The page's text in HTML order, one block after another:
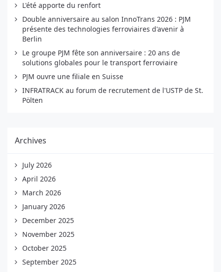
L'été apporte du renfort
Double anniversaire au salon InnoTrans 2026 : PJM
présente des technologies ferroviaires d'avenir à
Berlin
Le groupe PJM fête son anniversaire : 20 ans de
solutions globales pour le transport ferroviaire
PJM ouvre une filiale en Suisse
INFRATRACK au forum de recrutement de l'USTP de St.
Pölten
Archives
July 2026
April 2026
March 2026
January 2026
December 2025
November 2025
October 2025
September 2025